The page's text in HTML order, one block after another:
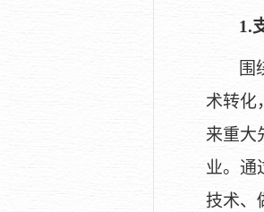
1.
围
术转化
来重大
业。通
技术、